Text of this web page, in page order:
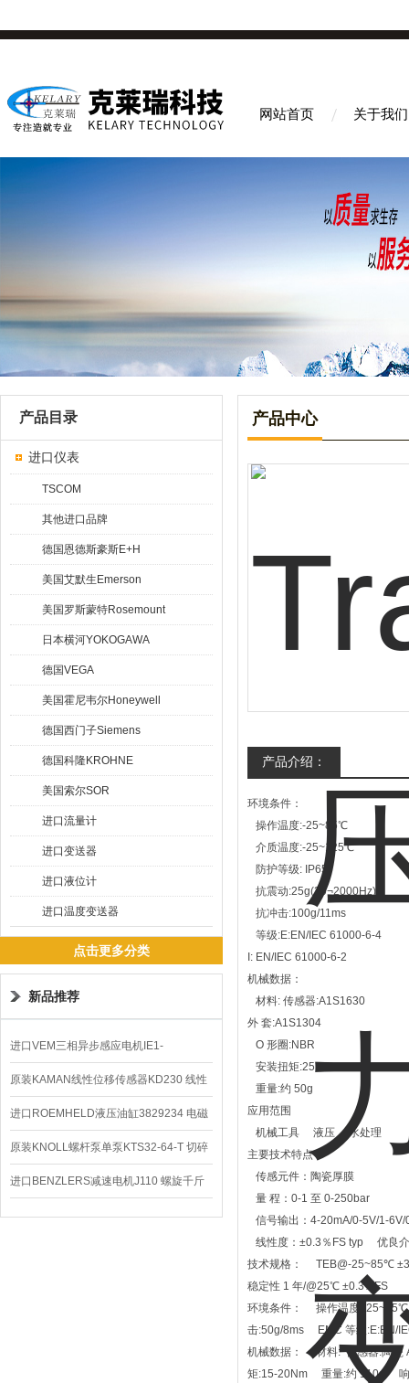
网站首页 关于我们
产品目录
进口仪表
TSCOM
其他进口品牌
德国恩德斯豪斯E+H
美国艾默生Emerson
美国罗斯蒙特Rosemount
日本横河YOKOGAWA
德国VEGA
美国霍尼韦尔Honeywell
德国西门子Siemens
德国科隆KROHNE
美国索尔SOR
进口流量计
进口变送器
进口液位计
进口温度变送器
点击更多分类
新品推荐
进口VEM三相异步感应电机IE1-
K21R80G4马达
原装KAMAN线性位移传感器KD230 线性
编码器
进口ROEMHELD液压油缸3829234 电磁
阀定位器
原装KNOLL螺杆泵单泵KTS32-64-T 切碎
排屑机
进口BENZLERS减速电机J110 螺旋千斤
顶BD-58
产品中心
产品介绍：
环境条件：
操作温度:-25~85℃
介质温度:-25~125℃
防护等级: IP65
抗震动:25g(20¬2000Hz)
抗冲击:100g/11ms
等级:E:EN/IEC 61000-6-4
I: EN/IEC 61000-6-2
机械数据：
材料: 传感器:A1S1630
外 套:A1S1304
O 形圈:NBR
安装扭矩:25Nm
重量:约 50g
应用范围
机械工具 液压 水处理
主要技术特点
传感元件：陶瓷厚膜
量 程：0-1 至 0-250bar
信号输出：4-20mA/0-5V/1-
线性度：±0.3％FS typ 优良
技术规格： TEB@-25~85℃
稳定性 1 年/@25℃ ±0.3%FS
环境条件： 操作温度:-
击:50g/8ms EMC 等级:E:EN/
机械数据： 材料: 传感器:陶瓷
矩:15-20Nm 重量:约 110g 响